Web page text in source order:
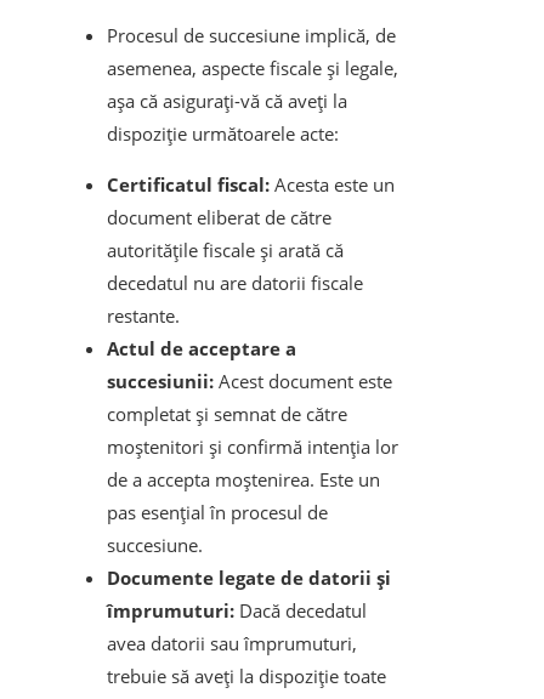
Procesul de succesiune implică, de
asemenea, aspecte fiscale și legale,
așa că asigurați-vă că aveți la
dispoziție următoarele acte:
Certificatul fiscal: Acesta este un
document eliberat de către
autoritățile fiscale și arată că
decedatul nu are datorii fiscale
restante.
Actul de acceptare a
succesiunii: Acest document este
completat și semnat de către
moștenitori și confirmă intenția lor
de a accepta moștenirea. Este un
pas esențial în procesul de
succesiune.
Documente legate de datorii și
împrumuturi: Dacă decedatul
avea datorii sau împrumuturi,
trebuie să aveți la dispoziție toate